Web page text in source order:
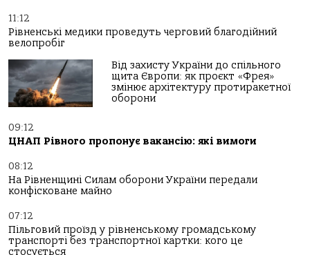
11:12
Рівненські медики проведуть черговий благодійний
велопробіг
Від захисту України до спільного
щита Європи: як проєкт «Фрея»
змінює архітектуру протиракетної
оборони
09:12
ЦНАП Рівного пропонує вакансію: які вимоги
08:12
На Рівненщині Силам оборони України передали
конфісковане майно
07:12
Пільговий проїзд у рівненському громадському
транспорті без транспортної картки: кого це
стосується